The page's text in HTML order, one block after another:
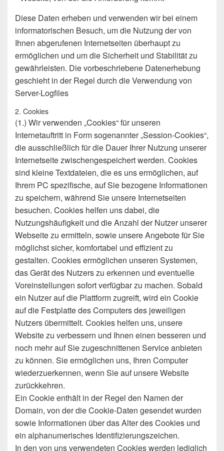
Diese Daten erheben und verwenden wir bei einem
informatorischen Besuch, um die Nutzung der von
Ihnen abgerufenen Internetseiten überhaupt zu
ermöglichen und um die Sicherheit und Stabilität zu
gewährleisten. Die vorbeschriebene Datenerhebung
geschieht in der Regel durch die Verwendung von
Server-Logfiles
2. Cookies
(1.) Wir verwenden „Cookies“ für unseren
Internetauftritt in Form sogenannter „Session-Cookies“,
die ausschließlich für die Dauer Ihrer Nutzung unserer
Internetseite zwischengespeichert werden. Cookies
sind kleine Textdateien, die es uns ermöglichen, auf
Ihrem PC spezifische, auf Sie bezogene Informationen
zu speichern, während Sie unsere Internetseiten
besuchen. Cookies helfen uns dabei, die
Nutzungshäufigkeit und die Anzahl der Nutzer unserer
Webseite zu ermitteln, sowie unsere Angebote für Sie
möglichst sicher, komfortabel und effizient zu
gestalten. Cookies ermöglichen unseren Systemen,
das Gerät des Nutzers zu erkennen und eventuelle
Voreinstellungen sofort verfügbar zu machen. Sobald
ein Nutzer auf die Plattform zugreift, wird ein Cookie
auf die Festplatte des Computers des jeweiligen
Nutzers übermittelt. Cookies helfen uns, unsere
Website zu verbessern und Ihnen einen besseren und
noch mehr auf Sie zugeschnittenen Service anbieten
zu können. Sie ermöglichen uns, Ihren Computer
wiederzuerkennen, wenn Sie auf unsere Website
zurückkehren.
Ein Cookie enthält in der Regel den Namen der
Domain, von der die Cookie-Daten gesendet wurden
sowie Informationen über das Alter des Cookies und
ein alphanumerisches Identifizierungszeichen.
In den von uns verwendeten Cookies werden lediglich